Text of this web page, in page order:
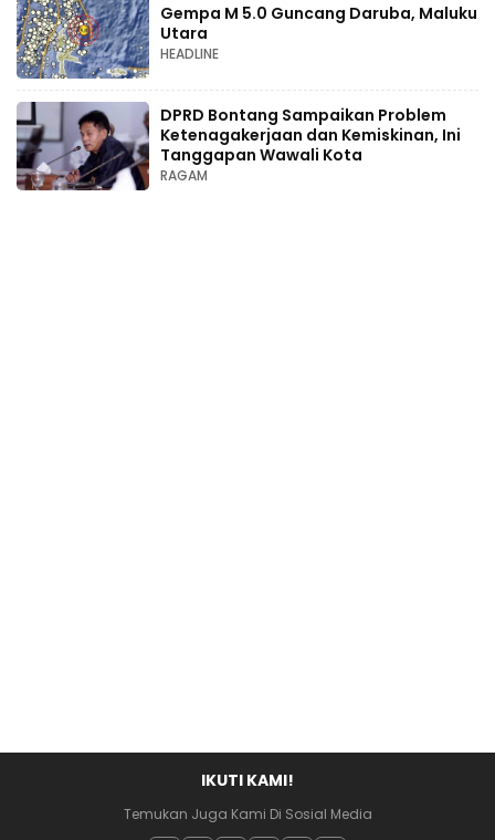
Gempa M 5.0 Guncang Daruba, Maluku
Utara
HEADLINE
DPRD Bontang Sampaikan Problem
Ketenagakerjaan dan Kemiskinan, Ini
Tanggapan Wawali Kota
RAGAM
IKUTI KAMI!
Temukan Juga Kami Di Sosial Media